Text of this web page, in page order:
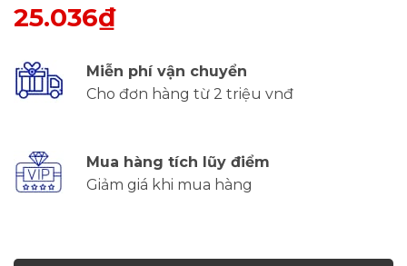
25.036₫
Miễn phí vận chuyển
Cho đơn hàng từ 2 triệu vnđ
Mua hàng tích lũy điểm
Giảm giá khi mua hàng